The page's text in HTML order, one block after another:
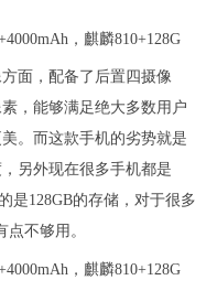
面，配备了后置四摄像
，能够满足绝大多数用户
。而这款手机的劣势就是
另外现在很多手机都是
是128GB的存储，对于很多
不够用。